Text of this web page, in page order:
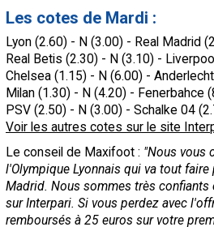
Les cotes de Mardi :
Lyon (2.60) - N (3.00) - Real Madrid
Real Betis (2.30) - N (3.10) -
Chelsea (1.15) - N (6.00) -
Milan (1.30) - N (4.20) - Fenerbahce
PSV (2.50) - N (3.00) - Schalke 04
Voir les autres cotes sur le site
Le conseil de Maxifoot : "Nous vous
l'Olympique Lyonnais qui va tout faire
Madrid. Nous sommes très confiants
sur Interpari. Si vous perdez avec
remboursés à 25 euros sur votre
site web Maxifoot.fr